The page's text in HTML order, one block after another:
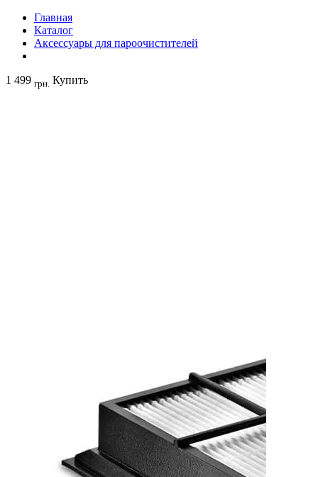
Главная
Каталог
Аксессуары для пароочистителей
1 499 грн. Купить